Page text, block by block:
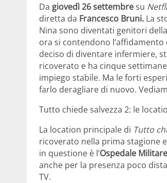
Da giovedì 26 settembresu
diretta da Francesco Bruni. La
Nina sono diventati genitori
ora si contendono
deciso di diventare infermiere,
ricoverato e ha cinque
impiego stabile. Ma le forti
farlo deragliare di nuovo.
Tutto chiede salvezza 2: le
La location principale di Tutto
ricoverato nella prima stagione
in questione è l’Ospedale
anche per la presenza poco
TV.